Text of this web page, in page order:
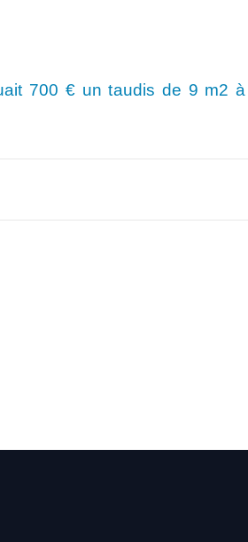
700 € un taudis de 9 m2